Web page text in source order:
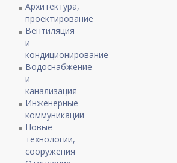
Архитектура,
проектирование
Вентиляция
и
кондиционирование
Водоснабжение
и
канализация
Инженерные
коммуникации
Новые
технологии,
сооружения